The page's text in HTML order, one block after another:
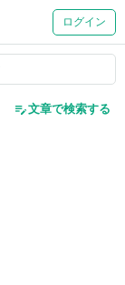
ログイン
edit_note文章で検索する